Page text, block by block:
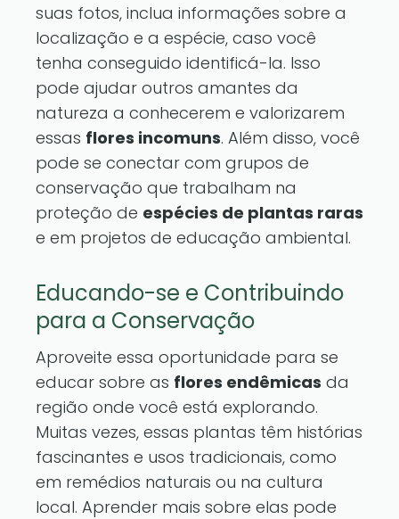
suas fotos, inclua informações sobre a
localização e a espécie, caso você
tenha conseguido identificá-la. Isso
pode ajudar outros amantes da
natureza a conhecerem e valorizarem
essas flores incomuns. Além disso, você
pode se conectar com grupos de
conservação que trabalham na
proteção de espécies de plantas raras
e em projetos de educação ambiental.
Educando-se e Contribuindo
para a Conservação
Aproveite essa oportunidade para se
educar sobre as flores endêmicas da
região onde você está explorando.
Muitas vezes, essas plantas têm histórias
fascinantes e usos tradicionais, como
em remédios naturais ou na cultura
local. Aprender mais sobre elas pode